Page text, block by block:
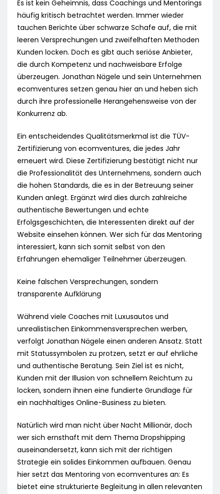
Es ist kein Geheimnis, dass Coachings und Mentorings
häufig kritisch betrachtet werden. Immer wieder
tauchen Berichte über schwarze Schafe auf, die mit
leeren Versprechungen und zweifelhaften Methoden
Kunden locken. Doch es gibt auch seriöse Anbieter,
die durch Kompetenz und nachweisbare Erfolge
überzeugen. Jonathan Nägele und sein Unternehmen
ecomventures setzen genau hier an und heben sich
durch ihre professionelle Herangehensweise von der
Konkurrenz ab.
Ein entscheidendes Qualitätsmerkmal ist die TÜV-
Zertifizierung von ecomventures, die jedes Jahr
erneuert wird. Diese Zertifizierung bestätigt nicht nur
die Professionalität des Unternehmens, sondern auch
die hohen Standards, die es in der Betreuung seiner
Kunden anlegt. Ergänzt wird dies durch zahlreiche
authentische Bewertungen und echte
Erfolgsgeschichten, die Interessenten direkt auf der
Website einsehen können. Wer sich für das Mentoring
interessiert, kann sich somit selbst von den
Erfahrungen ehemaliger Teilnehmer überzeugen.
Keine falschen Versprechungen, sondern
transparente Aufklärung
Während viele Coaches mit Luxusautos und
unrealistischen Einkommensversprechen werben,
verfolgt Jonathan Nägele einen anderen Ansatz. Statt
mit Statussymbolen zu protzen, setzt er auf ehrliche
und authentische Beratung. Sein Ziel ist es nicht,
Kunden mit der Illusion von schnellem Reichtum zu
locken, sondern ihnen eine fundierte Grundlage für
ein nachhaltiges Online-Business zu bieten.
Natürlich wird man nicht über Nacht Millionär, doch
wer sich ernsthaft mit dem Thema Dropshipping
auseinandersetzt, kann sich mit der richtigen
Strategie ein solides Einkommen aufbauen. Genau
hier setzt das Mentoring von ecomventures an: Es
bietet eine strukturierte Begleitung in allen relevanten